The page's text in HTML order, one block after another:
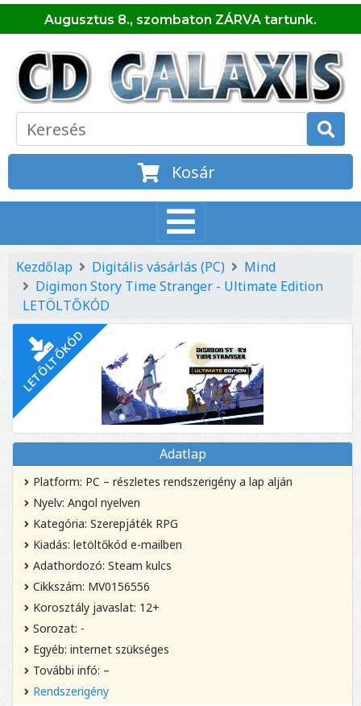
Augusztus 8., szombaton ZÁRVA tartunk.
Kosár
Kezdőlap Digitális vásárlás (PC)
Mind
Digimon Story Time Stranger - Ultimate Edition
LETÖLTŐKÓD
LETÖLTŐKÓD
Adatlap
Platform: PC – részletes rendszerigény a lap alján
Nyelv: Angol nyelven
Kategória: Szerepjáték RPG
Kiadás: letöltőkód e-mailben
Adathordozó: Steam kulcs
Cikkszám: MV0156556
Korosztály javaslat: 12+
Sorozat: -
Egyéb: internet szükséges
További infó: –
Rendszerigény